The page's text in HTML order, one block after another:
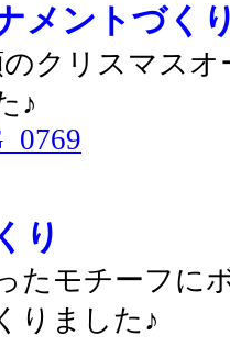
メントづく
クリスマス
♪
り
たモチーフに
りました♪